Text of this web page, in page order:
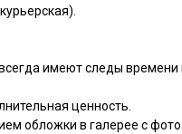
имеют следы времени
ценность.
обложки в галерее с фото.